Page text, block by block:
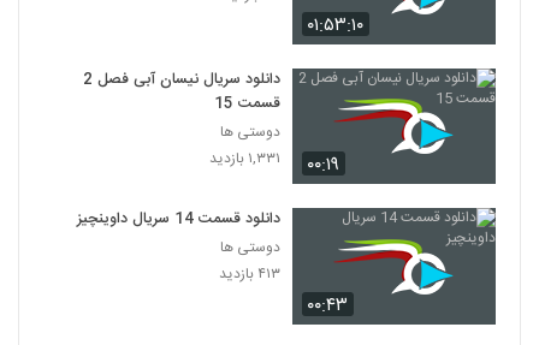
53
۳۹۷ بازدید
54
سریال افسانه دونگی ( 54)
۶۰۶ بازدید
۰۱:۵۳:۱۰
۰۰:۱۹
دانلود سریال نیسان آبی فصل 2
قسمت 15
دوستی ها
۱,۳۳۱ بازدید
۰۰:۴۳
دانلود قسمت 14 سریال داوینچیز
دوستی ها
۴۱۳ بازدید